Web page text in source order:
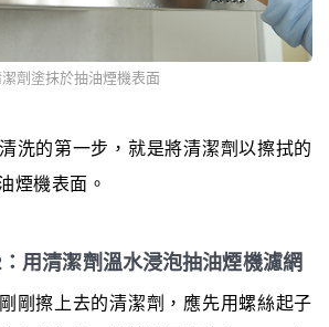
劑塗抹於抽油煙機表面
洗的第一步，就是將清潔劑以擦拭的
煙機表面。
用清潔劑溫水浸泡抽油煙機濾網
剛擦上去的清潔劑，應先用螺絲起子